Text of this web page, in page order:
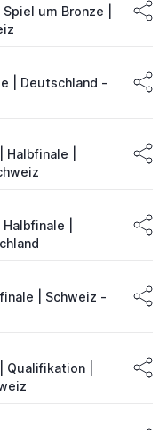
um Bronze |
| Deutschland -
Halbfinale |
|
| Schweiz -
Qualifikation |